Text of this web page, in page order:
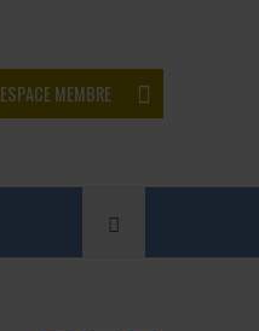
ESPACE MEMBRE